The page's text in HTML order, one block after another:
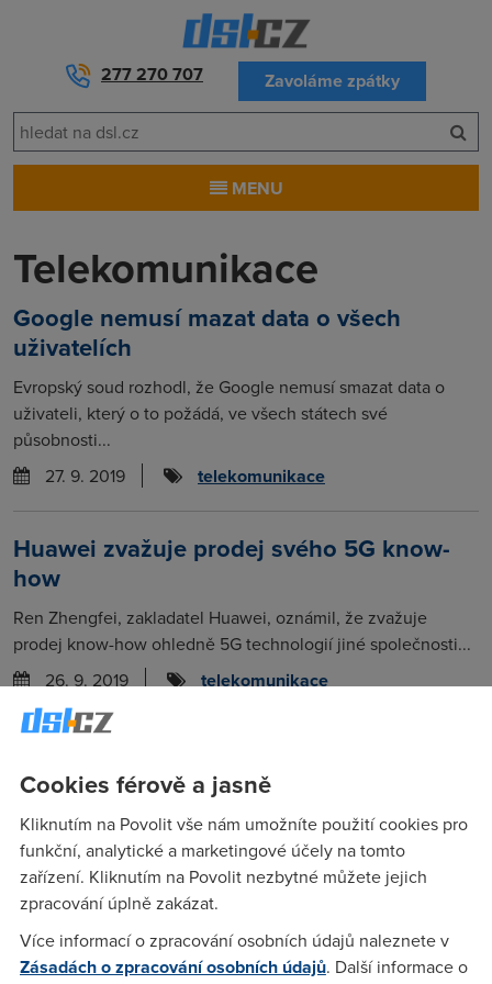
277 270 707 Zavoláme zpátky
MENU
Telekomunikace
Google nemusí mazat data o všech
uživatelích
Evropský soud rozhodl, že Google nemusí smazat data o
uživateli, který o to požádá, ve všech státech své
působnosti...
27. 9. 2019
telekomunikace
Huawei zvažuje prodej svého 5G know-
how
Ren Zhengfei, zakladatel Huawei, oznámil, že zvažuje
prodej know-how ohledně 5G technologií jiné společnosti...
26. 9. 2019
telekomunikace
se změnilo?
Od 14. září platí nová evropská směrnice PSD2, která se
zaměřuje na zabezpečení elektronických plateb
dvoufázovým...
25. 9. 2019
telekomunikace
Cookies férově a jasně
Kliknutím na Povolit vše nám umožníte použití cookies pro
funkční, analytické a marketingové účely na tomto
zařízení. Kliknutím na Povolit nezbytné můžete jejich
zpracování úplně zakázat.
Více informací o zpracování osobních údajů naleznete v
Zásadách o zpracování osobních údajů. Další informace o